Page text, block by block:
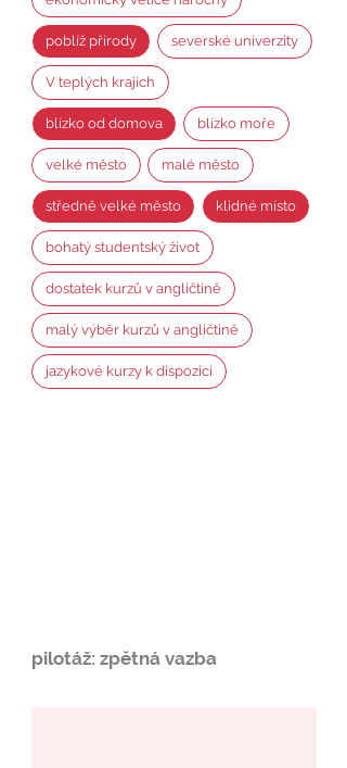
poblíž přírody severské univerzity
V teplých krajích
blízko od domova blízko moře
velké město malé město
středně velké město klidné místo
bohatý studentský život
dostatek kurzů v angličtině
malý výběr kurzů v angličtině
jazykové kurzy k dispozici
pilotáž: zpětná vazba